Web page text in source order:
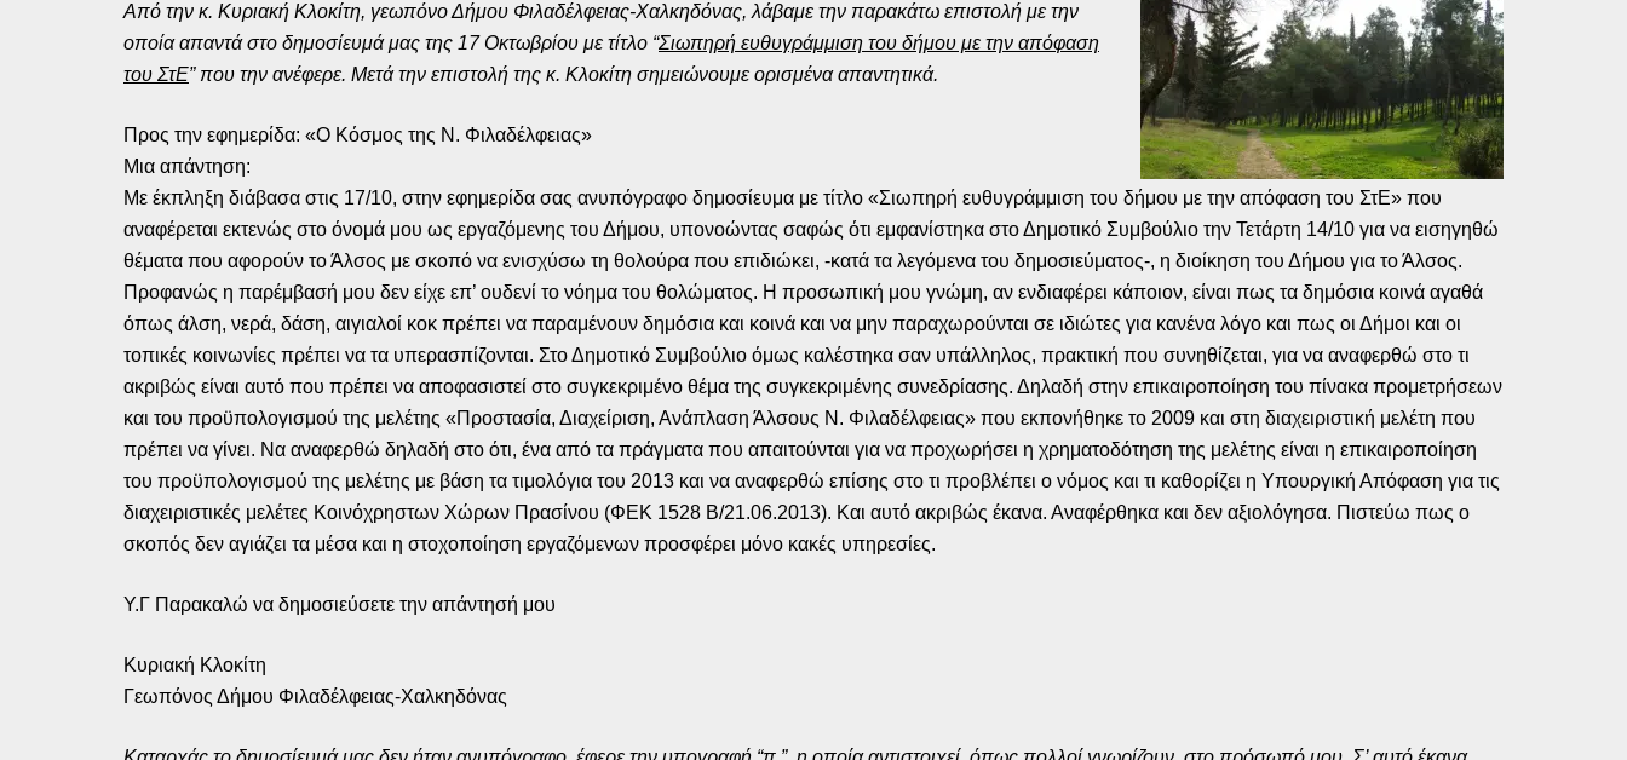
Από την κ. Κυριακή Κλοκίτη, γεωπόνο Δήμου Φιλαδέλφειας-Χαλκηδόνας, λάβαμε την παρακάτω επιστολή με την
οποία απαντά στο δημοσίευμά μας της 17 Οκτωβρίου με τίτλο “Σιωπηρή ευθυγράμμιση του δήμου με την απόφαση
του ΣτΕ” που την ανέφερε. Μετά την επιστολή της κ. Κλοκίτη σημειώνουμε ορισμένα απαντητικά.
Προς την εφημερίδα: «Ο Κόσμος της Ν. Φιλαδέλφειας»
Μια απάντηση:
Με έκπληξη διάβασα στις 17/10, στην εφημερίδα σας ανυπόγραφο δημοσίευμα με τίτλο «Σιωπηρή ευθυγράμμιση του δήμου με την απόφαση του ΣτΕ» που
αναφέρεται εκτενώς στο όνομά μου ως εργαζόμενης του Δήμου, υπονοώντας σαφώς ότι εμφανίστηκα στο Δημοτικό Συμβούλιο την Τετάρτη 14/10 για να εισηγηθώ
θέματα που αφορούν το Άλσος με σκοπό να ενισχύσω τη θολούρα που επιδιώκει, -κατά τα λεγόμενα του δημοσιεύματος-, η διοίκηση του Δήμου για το Άλσος.
Προφανώς η παρέμβασή μου δεν είχε επ’ ουδενί το νόημα του θολώματος. Η προσωπική μου γνώμη, αν ενδιαφέρει κάποιον, είναι πως τα δημόσια κοινά αγαθά
όπως άλση, νερά, δάση, αιγιαλοί κοκ πρέπει να παραμένουν δημόσια και κοινά και να μην παραχωρούνται σε ιδιώτες για κανένα λόγο και πως οι Δήμοι και οι
τοπικές κοινωνίες πρέπει να τα υπερασπίζονται. Στο Δημοτικό Συμβούλιο όμως καλέστηκα σαν υπάλληλος, πρακτική που συνηθίζεται, για να αναφερθώ στο τι
ακριβώς είναι αυτό που πρέπει να αποφασιστεί στο συγκεκριμένο θέμα της συγκεκριμένης συνεδρίασης. Δηλαδή στην επικαιροποίηση του πίνακα προμετρήσεων
και του προϋπολογισμού της μελέτης «Προστασία, Διαχείριση, Ανάπλαση Άλσους Ν. Φιλαδέλφειας» που εκπονήθηκε το 2009 και στη διαχειριστική μελέτη που
πρέπει να γίνει. Να αναφερθώ δηλαδή στο ότι, ένα από τα πράγματα που απαιτούνται για να προχωρήσει η χρηματοδότηση της μελέτης είναι η επικαιροποίηση
του προϋπολογισμού της μελέτης με βάση τα τιμολόγια του 2013 και να αναφερθώ επίσης στο τι προβλέπει ο νόμος και τι καθορίζει η Υπουργική Απόφαση για τις
διαχειριστικές μελέτες Κοινόχρηστων Χώρων Πρασίνου (ΦΕΚ 1528 Β/21.06.2013). Και αυτό ακριβώς έκανα. Αναφέρθηκα και δεν αξιολόγησα. Πιστεύω πως ο
σκοπός δεν αγιάζει τα μέσα και η στοχοποίηση εργαζόμενων προσφέρει μόνο κακές υπηρεσίες.
Υ.Γ Παρακαλώ να δημοσιεύσετε την απάντησή μου
Κυριακή Κλοκίτη
Γεωπόνος Δήμου Φιλαδέλφειας-Χαλκηδόνας